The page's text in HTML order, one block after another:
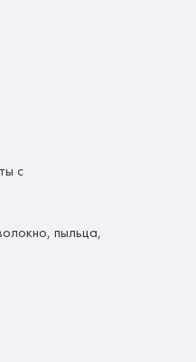
с
пыльца,